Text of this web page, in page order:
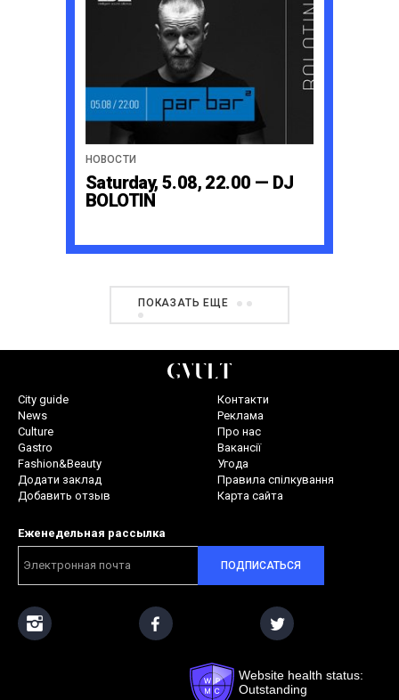
НОВОСТИ
Saturday, 5.08, 22.00 — DJ
BOLOTIN
ПОКАЗАТЬ ЕЩЕ
City guide
News
Culture
Gastro
Fashion&Beauty
Додати заклад
Добавить отзыв
Контакти
Реклама
Про нас
Вакансії
Угода
Правила спілкування
Карта сайта
Еженедельная рассылка
ПОДПИСАТЬСЯ
Website health status:
Outstanding